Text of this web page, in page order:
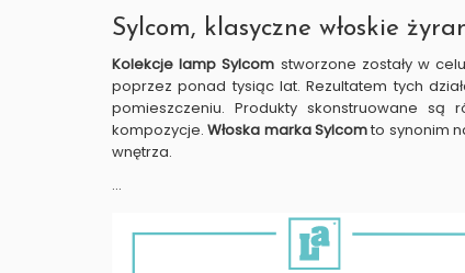
Sylcom, klasyczne włoskie
Kolekcje lamp Sylcom stworzone zostały w
poprzez ponad tysiąc lat. Rezultatem tych
pomieszczeniu. Produkty skonstruowane
kompozycje.Włoska marka Sylcomto synonim
wnętrza.
...